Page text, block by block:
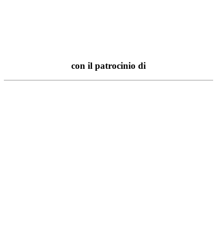
con il patrocinio di